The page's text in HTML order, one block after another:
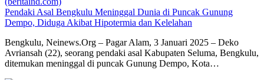
Pendaki Asal Bengkulu Meninggal Dunia di Puncak Gunung
Dempo, Diduga Akibat Hipotermia dan Kelelahan
Bengkulu, Neinews.Org – Pagar Alam, 3 Januari 2025 – Deko
Avriansah (22), seorang pendaki asal Kabupaten Seluma, Bengkulu,
ditemukan meninggal di puncak Gunung Dempo, Kota…